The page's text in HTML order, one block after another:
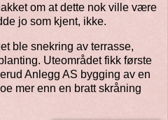
om at dette nok ville være
jo som kjent, ikke.
ble snekring av terrasse,
Uteområdet fikk første
Anlegg AS bygging av en
mer enn en bratt skråning